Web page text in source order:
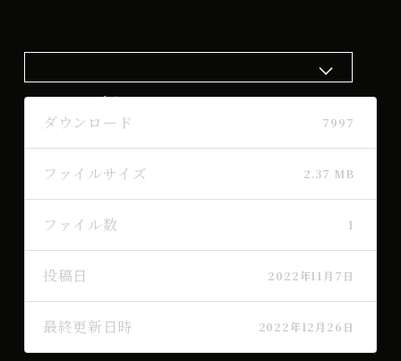
ダウンロード
ダウンロード 7997
ファイルサイズ 2.37 MB
ファイル数 1
投稿日 2022年11月7日
最終更新日時 2022年12月26日